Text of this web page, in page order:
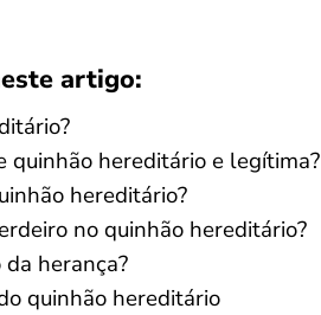
artigo:
quinhão hereditário e legítima?
hereditário?
no quinhão hereditário?
herança?
quinhão hereditário